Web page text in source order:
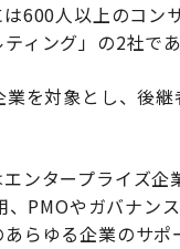
600人以上のコ
ィング」の2社であ
を対象とし、後
ンタープライズ
PMOやガバナン
らゆる企業のサポ